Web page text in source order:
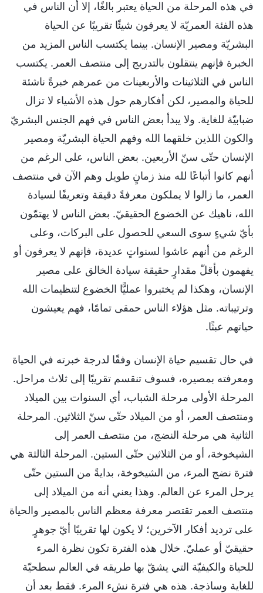
في هذه المرحلة من الحياة يعتبر بالغًا، إلا أن الناس في
هذه الفئة العمريّة لا يعرفون شيئًا تقريبًا عن الحياة
البشريّة ومصير الإنسان. بينما يكتسب الناس المزيد من
الخبرة فإنهم ينتقلون بالتدريج إلى منتصف العمر. يكتسب
الناس في الثلاثينات والأربعينات من عمرهم خبرةً ناشئة
للحياة والمصير، لكن أفكارهم حول هذه الأشياء لا تزال
ضبابيّة للغاية. ولا يبدأ بعض الناس في فهم الجنس البشريّ
والكون اللذين خلقهما الله وفهم الحياة البشريّة ومصير
الإنسان حتّى سنّ الأربعين. بعض الناس، على الرغم من
أنهم كانوا أتباعًا لله منذ زمانٍ طويل وهم الآن في منتصف
العمر، ما زالوا لا يملكون معرفةً دقيقة وتعريفًا لسيادة
الله، ناهيك عن الخضوع الحقيقيّ. بعض الناس لا يهتمّون
بأيّ شيءٍ سوى السعي للحصول على البركات، وعلى
الرغم من أنهم عاشوا لسنواتٍ عديدة، فإنهم لا يعرفون أو
يفهمون بأقلّ مقدارٍ حقيقة سيادة الخالق على مصير
الإنسان، وهكذا لم يختبروا عمليًّا الخضوع لتنظيمات الله
وترتيباته. مثل هؤلاء الناس حمقى تمامًا، فهم يعيشون
حياتهم عبثًا.
في حال تقسيم حياة الإنسان وفقًا لدرجة خبرته في الحياة
ومعرفته بمصيره، فسوف تنقسم تقريبًا إلى ثلاث مراحل.
المرحلة الأولى مرحلة الشباب، أي السنوات بين الميلاد
ومنتصف العمر، أو من الميلاد حتّى سنّ الثلاثين. المرحلة
الثانية هي مرحلة النضج، من منتصف العمر إلى
الشيخوخة، أو من الثلاثين حتّى الستين. المرحلة الثالثة هي
فترة نضج المرء، من الشيخوخة، بدايةً من الستين حتّى
يرحل المرء عن العالم. وهذا يعني أنه من الميلاد إلى
منتصف العمر تقتصر معرفة معظم الناس بالمصير والحياة
على ترديد أفكار الآخرين؛ لا يكون لها تقريبًا أيّ جوهرٍ
حقيقيّ أو عمليّ. خلال هذه الفترة تكون نظرة المرء
للحياة والكيفيّة التي يشقّ بها طريقه في العالم سطحيّة
للغاية وساذجة. هذه هي فترة نشء المرء. فقط بعد أن